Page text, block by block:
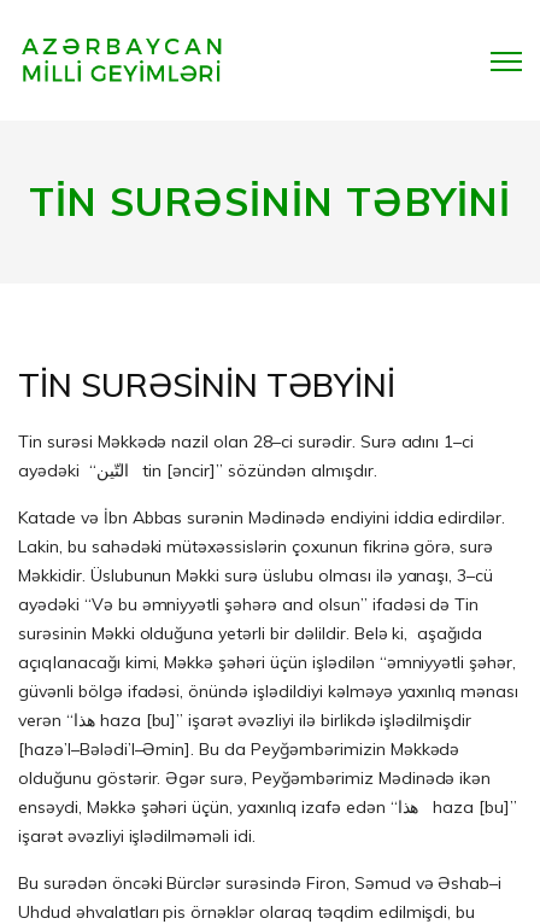
TİN SURƏSİNİN TƏBYİNİ
TİN SURƏSİNİN TƏBYİNİ
Tin surəsi Məkkədə nazil olan 28–ci surədir. Surə adını 1–ci
ayədəki “التّين tin [əncir]” sözündən almışdır.
Katade və İbn Abbas surənin Mədinədə endiyini iddia edirdilər.
Lakin, bu sahədəki mütəxəssislərin çoxunun fikrinə görə, surə
Məkkidir. Üslubunun Məkki surə üslubu olması ilə yanaşı, 3–cü
ayədəki “Və bu əmniyyətli şəhərə and olsun” ifadəsi də Tin
surəsinin Məkki olduğuna yetərli bir dəlildir. Belə ki, aşağıda
açıqlanacağı kimi, Məkkə şəhəri üçün işlədilən “əmniyyətli şəhər,
güvənli bölgə ifadəsi, önündə işlədildiyi kəlməyə yaxınlıq mənası
verən “هذا haza [bu]” işarət əvəzliyi ilə birlikdə işlədilmişdir
[hazə’l–Bələdi’l–Əmin]. Bu da Peyğəmbərimizin Məkkədə
olduğunu göstərir. Əgər surə, Peyğəmbərimiz Mədinədə ikən
ensəydi, Məkkə şəhəri üçün, yaxınlıq izafə edən “هذا haza [bu]”
işarət əvəzliyi işlədilməməli idi.
Bu surədən öncəki Bürclər surəsində Firon, Səmud və Əshab–i
Uhdud əhvalatları pis örnəklər olaraq təqdim edilmişdi, bu